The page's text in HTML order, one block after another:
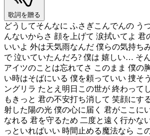
歌詞を贈る
どうしてそんなに ふさぎこんでんの う
んないからさ 顔を上げて 涙拭いてよ 君
いいよ 外は天気雨なんだ 僕らの気持ち
で 泣いていたんだろ? 僕は 嬉しい… そ
アイツのことは忘れてさ このまま 僕の
い時はそばにいる 僕を頼っていい 捜そ
ングリラ たとえ明日この世が 終わって
もきっと 君の不安打ち消して 笑顔にす
射した陽の光 僕の心に届く 君がここに
なれる 君を守るため 二度と遠く行かな
っといればいい 時間止める魔法なら こ